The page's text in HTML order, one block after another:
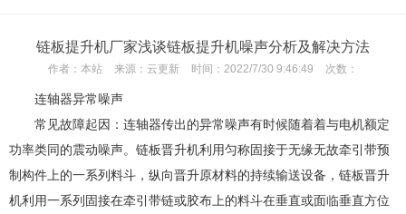
链板提升机厂家浅谈链板提升机噪声分析及解决方法
作者： 本站 来源： 云更新 时间： 2022/7/30 9:46:49 次数：
连轴器异常噪声
常见故障起因：连轴器传出的异常噪声有时候随着着与电机额定
功率类同的震动噪声。链板晋升机利用匀称固接于无缘无故牵引带预
制构件上的一系列料斗，纵向晋升原材料的持续输送设备，链板晋升
机利用一系列固接在牵引带链或胶布上的料斗在垂直或面临垂直方位